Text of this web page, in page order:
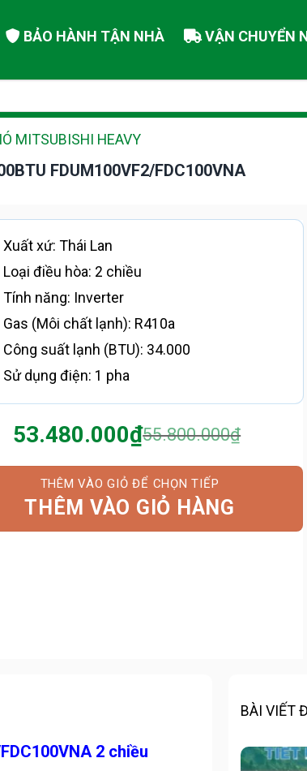
BẢO HÀNH TẬN NHÀ VẬN CHUYỂN
MITSUBISHI HEAVY
FDUM100VF2/FDC100VNA
Xuất xứ: Thái Lan
Loại điều hòa: 2 chiều
Tính năng: Inverter
Gas (Môi chất lạnh): R410a
Công suất lạnh (BTU): 34.000
Sử dụng điện: 1 pha
55.800.000₫
Giá
gốc
là:
55.800.000₫.
53.480.000₫
Giá
hiện
tại
là:
53.480.000₫.
THÊM VÀO GIỎ HÀNG
2 chiều
BÀI VIẾT